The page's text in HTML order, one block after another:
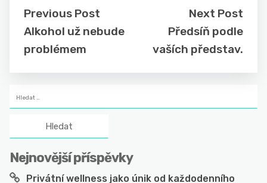
Previous Post
Alkohol už nebude
problémem
Next Post
Předsíň podle
vaších představ.
Nejnovější příspěvky
Privátní wellness jako únik od každodenního